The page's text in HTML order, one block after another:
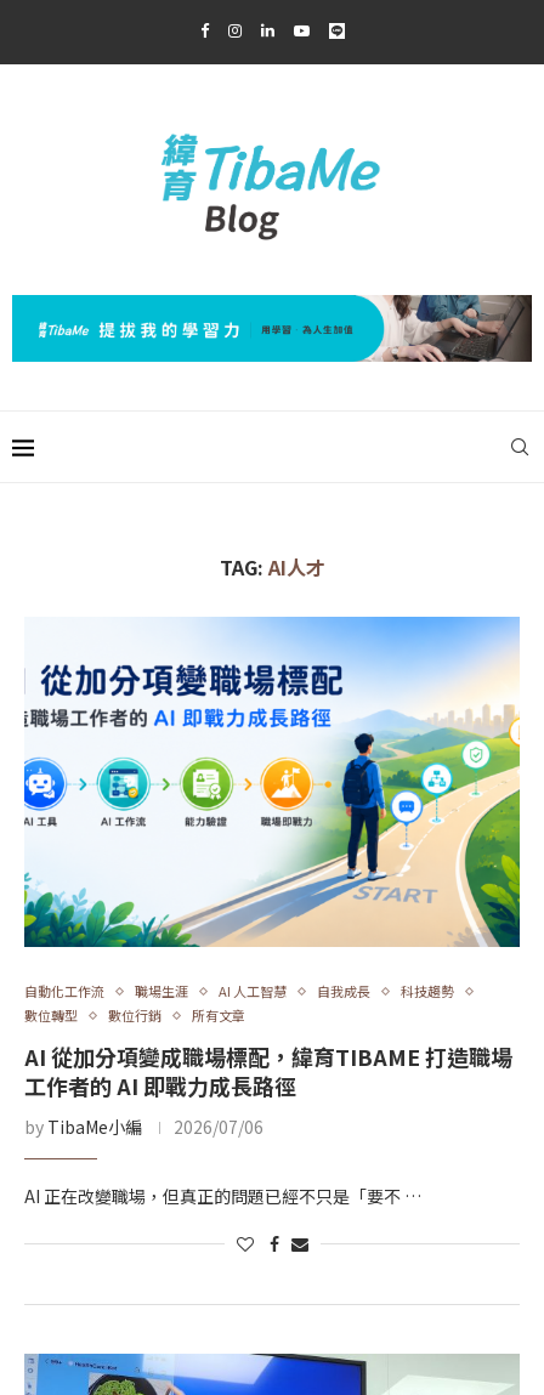
TAG:AI人才
自動化工作流 職場生涯 AI 人工智慧 自我成長
科技趨勢
數位轉型
數位行銷 所有文章
AI 從加分項變成職場標配，緯育TIBAME 打造職場
工作者的 AI 即戰力成長路徑
by TibaMe小編 2026/07/06
AI 正在改變職場，但真正的問題已經不只是「要不 …